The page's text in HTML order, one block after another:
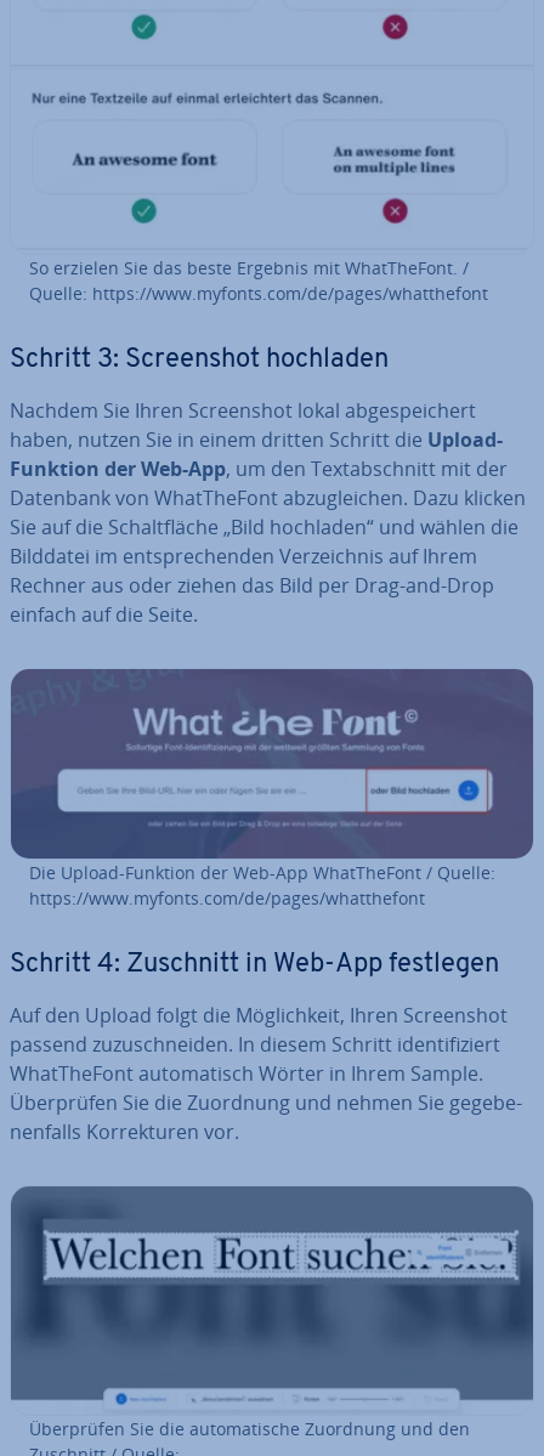
So erzielen Sie das beste Ergebnis mit WhatT­he­Font. /
Quelle: https://www.myfonts.com/de/pages/whatt­he­font
Schritt 3: Screen­shot hochladen
Nachdem Sie Ihren Screen­shot lokal ab­ge­spei­chert
haben, nutzen Sie in einem dritten Schritt die Upload-
Funktion der Web-App, um den Text­ab­schnitt mit der
Datenbank von WhatT­he­Font ab­zu­glei­chen. Dazu klicken
Sie auf die Schalt­flä­che „Bild hochladen“ und wählen die
Bilddatei im ent­spre­chen­den Ver­zeich­nis auf Ihrem
Rechner aus oder ziehen das Bild per Drag-and-Drop
einfach auf die Seite.
Die Upload-Funktion der Web-App WhatT­he­Font / Quelle:
https://www.myfonts.com/de/pages/whatt­he­font
Schritt 4: Zuschnitt in Web-App festlegen
Auf den Upload folgt die Mög­lich­keit, Ihren Screen­shot
passend zu­zu­schnei­den. In diesem Schritt iden­ti­fi­ziert
WhatT­he­Font au­to­ma­tisch Wörter in Ihrem Sample.
Über­prü­fen Sie die Zuordnung und nehmen Sie ge­ge­be­
nen­falls Kor­rek­tu­ren vor.
Über­prü­fen Sie die au­to­ma­ti­sche Zuordnung und den